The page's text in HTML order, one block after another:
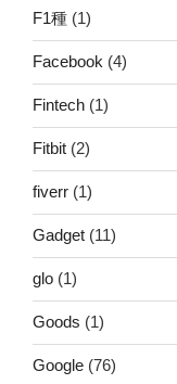
F1種 (1)
Facebook (4)
Fintech (1)
Fitbit (2)
fiverr (1)
Gadget (11)
glo (1)
Goods (1)
Google (76)